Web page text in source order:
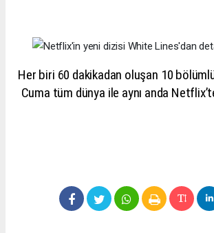
Her biri 60 dakikadan oluşan 10
Cuma tüm dünya ile aynı anda